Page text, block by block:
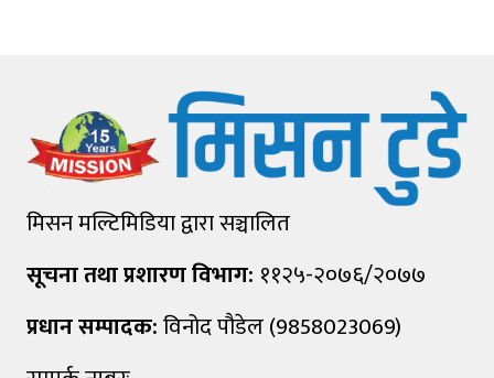
मिसन मल्टिमिडिया द्वारा सञ्चालित
सूचना तथा प्रशारण विभाग: ११२५-२०७६/२०७७
प्रधान सम्पादक:विनोद पौडेल (9858023069)